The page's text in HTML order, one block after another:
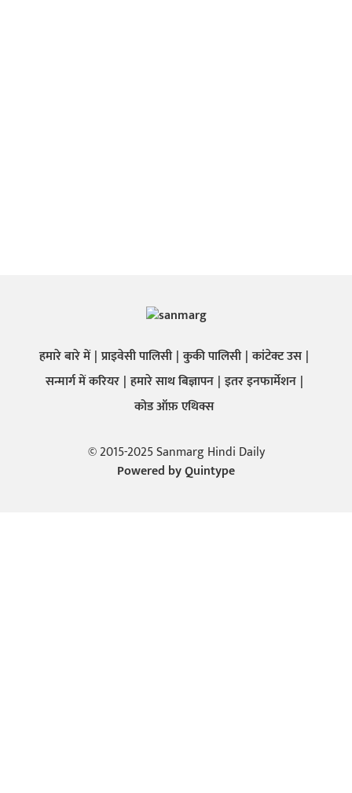
हमारे बारे में प्राइवेसी पालिसी कुकी पालिसी कांटेक्ट उस
सन्मार्ग में करियर हमारे साथ बिज्ञापन इतर इनफार्मेशन
कोड ऑफ़ एथिक्स
© 2015-2025 Sanmarg Hindi Daily
Powered byQuintype